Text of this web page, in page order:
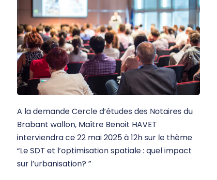
A la demande Cercle d’études des Notaires du
Brabant wallon, Maître Benoit HAVET
interviendra ce 22 mai 2025 à 12h sur le thème
“Le SDT et l’optimisation spatiale : quel impact
sur l’urbanisation? ”